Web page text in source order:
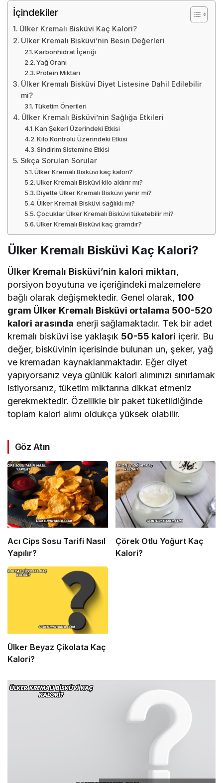
İçindekiler
Ülker Kremalı Bisküvi Kaç Kalori?
Ülker Kremalı Bisküvi’nin Besin Değerleri
Karbonhidrat İçeriği
Yağ Oranı
Protein Miktarı
Ülker Kremalı Bisküvi Diyet Listesine Dahil Edilebilir
mi?
Tüketim Önerileri
Ülker Kremalı Bisküvi’nin Sağlığa Etkileri
Kan Şekeri Üzerindeki Etkisi
Kilo Kontrolü Üzerindeki Etkisi
Sindirim Sistemine Etkisi
Sıkça Sorulan Sorular
Ülker Kremalı Bisküvi kaç kalori?
Ülker Kremalı Bisküvi kilo aldırır mı?
Diyette Ülker Kremalı Bisküvi yenir mi?
Ülker Kremalı Bisküvi sağlıklı mı?
Çocuklar Ülker Kremalı Bisküvi tüketebilir mi?
Ülker Kremalı Bisküvi kaç gramdır?
Ülker Kremalı Bisküvi Kaç Kalori?
Ülker Kremalı Bisküvi’nin kalori miktarı,
porsiyon boyutuna ve içeriğindeki malzemelere
bağlı olarak değişmektedir. Genel olarak, 100
gram Ülker Kremalı Bisküvi ortalama 500-520
kalori arasında enerji sağlamaktadır. Tek bir adet
kremalı bisküvi ise yaklaşık 50-55 kalori içerir. Bu
değer, bisküvinin içerisinde bulunan un, şeker, yağ
ve kremadan kaynaklanmaktadır. Eğer diyet
yapıyorsanız veya günlük kalori alımınızı sınırlamak
istiyorsanız, tüketim miktarına dikkat etmeniz
gerekmektedir. Özellikle bir paket tüketildiğinde
toplam kalori alımı oldukça yüksek olabilir.
Göz Atın
Acı Cips Sosu Tarifi Nasıl
Yapılır?
Çörek Otlu Yoğurt Kaç
Kalori?
Ülker Beyaz Çikolata Kaç
Kalori?